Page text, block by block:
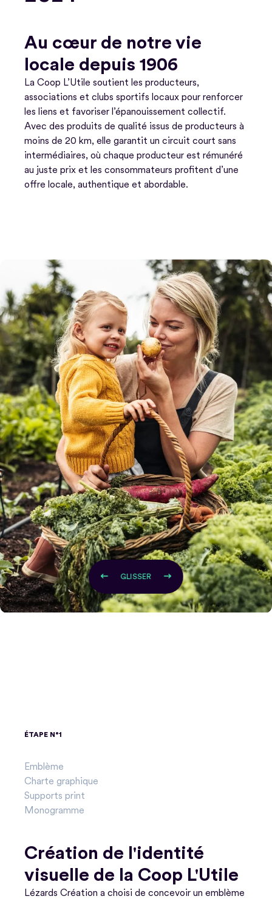
Au cœur de notre vie
locale depuis 1906
La Coop L’Utile soutient les producteurs,
associations et clubs sportifs locaux pour renforcer
les liens et favoriser l’épanouissement collectif.
Avec des produits de qualité issus de producteurs à
moins de 20 km, elle garantit un circuit court sans
intermédiaires, où chaque producteur est rémunéré
au juste prix et les consommateurs profitent d’une
offre locale, authentique et abordable.
GLISSER
ÉTAPE N°1
Emblème
Charte graphique
Supports print
Monogramme
Création de l'identité
visuelle de la Coop L'Utile
Lézards Création a choisi de concevoir un emblème